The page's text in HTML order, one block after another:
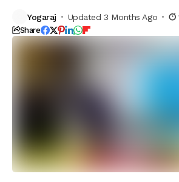
Yogaraj Updated 3 Months Ago
Share